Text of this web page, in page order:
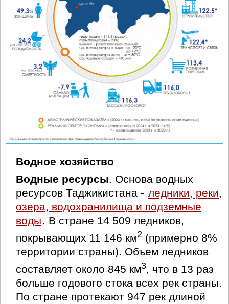
Водное хозяйство
Водные ресурсы. Основа водных
ресурсов Таджикистана - ледники, реки,
озера, водохранилища и подземные
воды . В стране 14 509 ледников,
покрывающих 11 146 км2 (примерно 8%
территории страны). Объем ледников
составляет около 845 км3, что в 13 раз
больше годового стока всех рек страны.
По стране протекают 947 рек длиной